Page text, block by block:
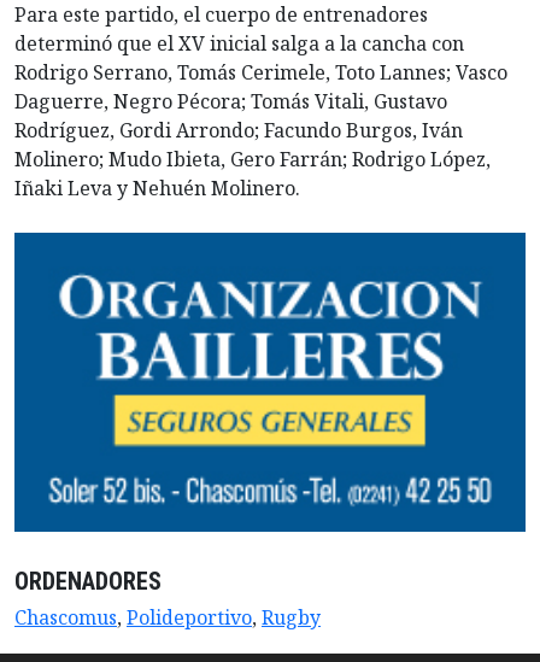
Para este partido, el cuerpo de entrenadores
determinó que el XV inicial salga a la cancha con
Rodrigo Serrano, Tomás Cerimele, Toto Lannes; Vasco
Daguerre, Negro Pécora; Tomás Vitali, Gustavo
Rodríguez, Gordi Arrondo; Facundo Burgos, Iván
Molinero; Mudo Ibieta, Gero Farrán; Rodrigo López,
Iñaki Leva y Nehuén Molinero.
ORDENADORES
Chascomus,Polideportivo,Rugby